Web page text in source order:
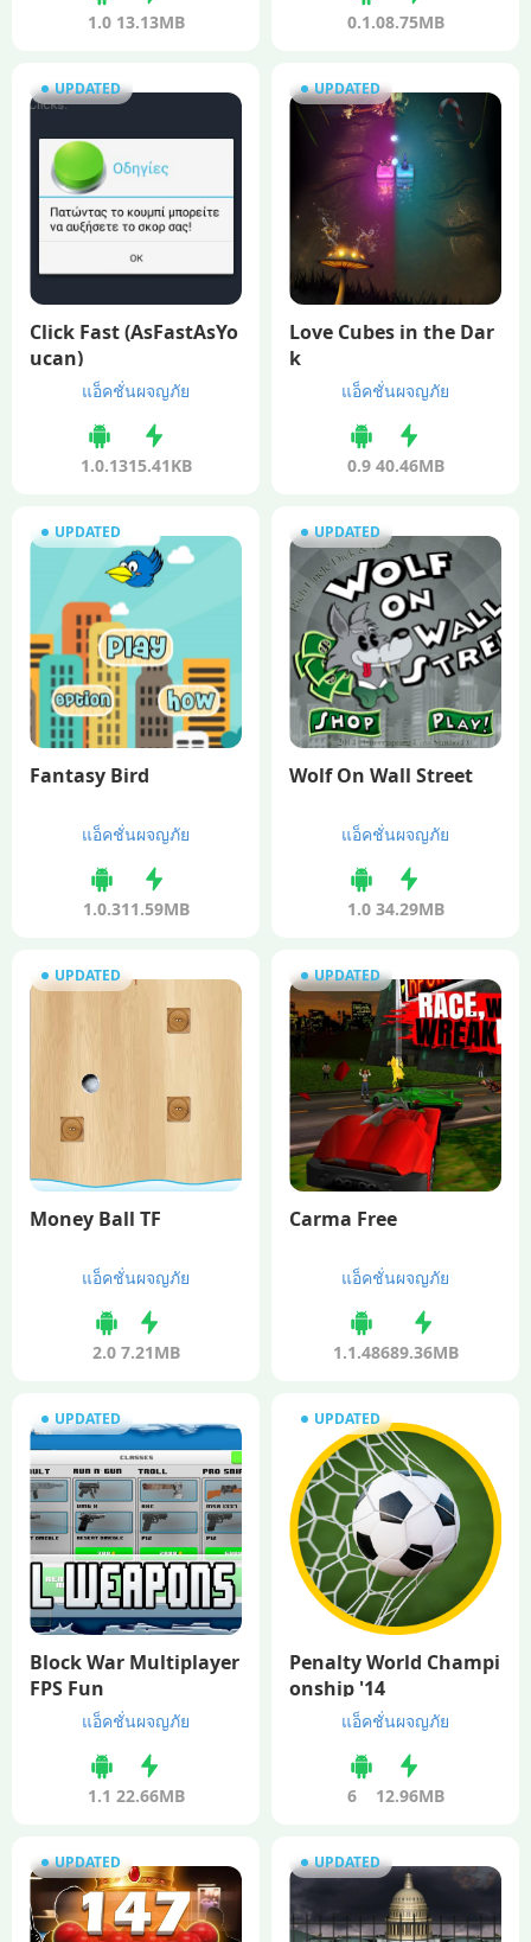
1.0 13.13MB 0.1.08.75MB
UPDATED
Click Fast (AsFastAsYo
ucan)
แอ็คชั่นผจญภัย
1.0.1315.41KB
UPDATED
Love Cubes in the Dar
k
แอ็คชั่นผจญภัย
0.9 40.46MB
UPDATED
Fantasy Bird
แอ็คชั่นผจญภัย
1.0.311.59MB
UPDATED
Wolf On Wall Street
แอ็คชั่นผจญภัย
1.0 34.29MB
UPDATED
Money Ball TF
แอ็คชั่นผจญภัย
2.0 7.21MB
UPDATED
Carma Free
แอ็คชั่นผจญภัย
1.1.48689.36MB
UPDATED
Block War Multiplayer
FPS Fun
แอ็คชั่นผจญภัย
1.1 22.66MB
UPDATED
Penalty World Champi
onship '14
แอ็คชั่นผจญภัย
6 12.96MB
UPDATED UPDATED